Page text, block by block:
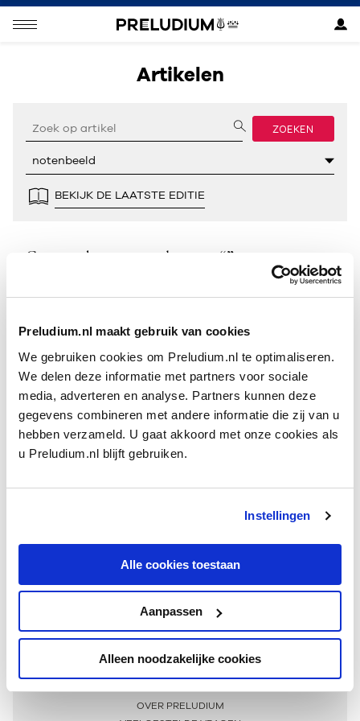
Preludium.nl maakt gebruik van cookies
We gebruiken cookies om Preludium.nl te optimaliseren.
We delen deze informatie met partners voor sociale
media, adverteren en analyse. Partners kunnen deze
gegevens combineren met andere informatie die zij van u
hebben verzameld. U gaat akkoord met onze cookies als
u Preludium.nl blijft gebruiken.
Instellingen
Alle cookies toestaan
Aanpassen
Alleen noodzakelijke cookies
Artikelen
ZOEKEN
BEKIJK DE LAATSTE EDITIE
Geen resultaten gevonden voor “”.
Meer informatie
OVER PRELUDIUM